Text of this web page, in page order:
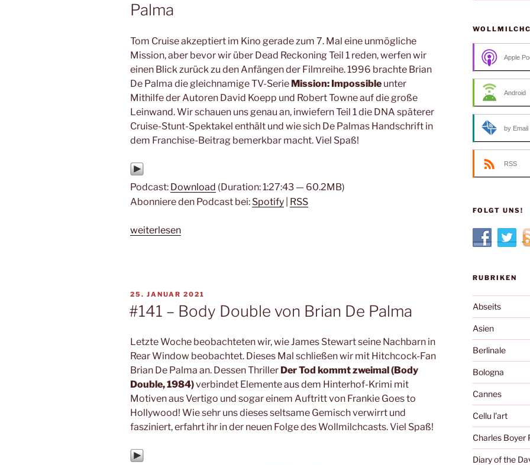
Palma
Tom Cruise akzeptiert im Kino gerade zum 7. Mal eine unmögliche
Mission, aber bevor wir über Dead Reckoning Teil 1 reden, werfen wir
einen Blick zurück zu den Anfängen der Filmreihe. 1996 brachte Brian
De Palma die gleichnamige TV-Serie Mission: Impossible unter
Mithilfe der Autoren David Koepp und Robert Towne auf die große
Leinwand. Wir schauen uns genau an, inwiefern Teil 1 die DNA späterer
Cruise-Stunt-Spektakel enthält und wie sich De Palmas Handschrift in
dem Franchise-Beitrag bemerkbar macht. Viel Spaß!
Podcast: Download (Duration: 1:27:43 — 60.2MB)
Abonniere den Podcast bei: Spotify RSS
„#234
Brian
De
weiterlesen
VERÖFFENTLICHT
25. JANUAR 2021
#141 – Body Double von Brian De Palma
Letzte Woche beobachteten wir, wie James Stewart seine Nachbarn in
Rear Window beobachtet. Dieses Mal schließen wir mit Hitchcock-Fan
Brian De Palma an. Dessen Thriller Der Tod kommt zweimal (Body
Double, 1984)verbindet Elemente aus dem Hinterhof-Krimi mit
Motiven aus Vertigo und sogar einem Auftritt von Frankie Goes to
Hollywood! Wie sehr uns dieses seltsame Gemisch verwirrt und
fasziniert, erfahrt ihr in der neuen Folge des Wollmilchcasts. Viel Spaß!
Apple
Android
by Email
RSS
FOLGT UNS!
RUBRIKEN
Abseits
Asien
Berlinale
Bologna
Cannes
Cellu l'art
Charles Boyer
Diary of the